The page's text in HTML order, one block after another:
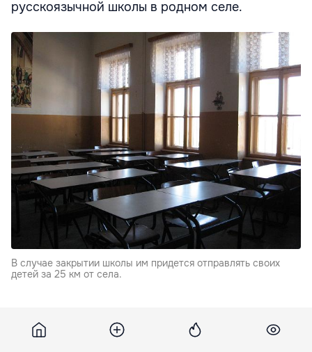
русскоязычной школы в родном селе.
B случае закрытии школы им придется отправлять своих
детей за 25 км от села.
комитета заявили, что в случае закрытии школы им